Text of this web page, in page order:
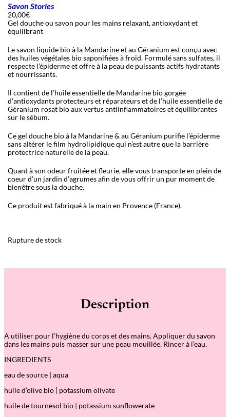
Savon Stories
20,00€
Gel douche ou savon pour les mains relaxant, antioxydant et
équilibrant
Le savon liquide bio à la Mandarine et au Géranium est conçu avec
des huiles végétales bio saponifiées à froid. Formulé sans sulfates, il
respecte l’épiderme et offre à la peau de puissants actifs hydratants
et nourrissants.
Il contient de l’huile essentielle de Mandarine bio gorgée
d’antioxydants protecteurs et réparateurs et de l’huile essentielle de
Géranium rosat bio aux vertus antiinflammatoires et équilibrantes
sur le sébum.
Ce gel douche bio à la Mandarine & au Géranium purifie l’épiderme
sans altérer le film hydrolipidique qui n’est autre que la barrière
protectrice naturelle de la peau.
Quant à son odeur fruitée et fleurie, elle vous transporte en plein de
coeur d’un jardin d’agrumes afin de vous offrir un pur moment de
bienêtre sous la douche.
Ce produit est fabriqué à la main en Provence (France).
Rupture de stock
Description
A utiliser pour l’hygiène du corps et des mains. Appliquer du savon
dans les mains puis masser sur une peau mouillée. Rincer à l’eau.
INGREDIENTS
eau de source | aqua
huile d’olive bio | potassium olivate
huile de tournesol bio | potassium sunflowerate